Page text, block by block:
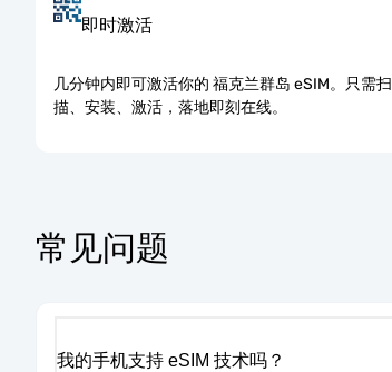
即时激活
几分钟内即可激活你的 福克兰群岛 eSIM。只需扫
描、安装、激活，落地即刻在线。
常见问题
我的手机支持 eSIM 技术吗？